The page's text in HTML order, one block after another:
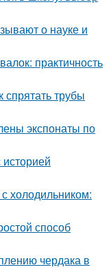
о науке и
практичность
спрятать трубы
экспонаты по
холодильником:
способ
чердака в